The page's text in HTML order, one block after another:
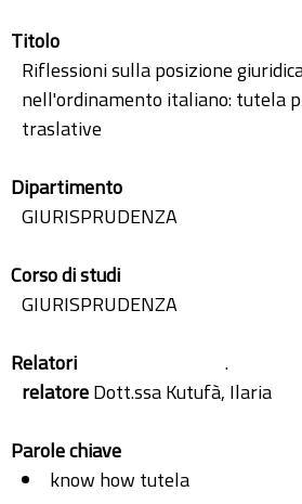
Titolo
Riflessioni sulla posizione
nell'ordinamento italiano: tutela
traslative
Dipartimento
GIURISPRUDENZA
Corso di studi
GIURISPRUDENZA
Relatori
.
relatoreDott.ssa Kutufà, Ilaria
Parole chiave
know how tutela